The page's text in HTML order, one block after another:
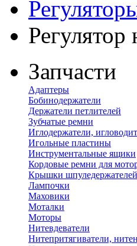
Запчасти
Адаптеры
Бобинодержатели
Держатели петлителей
Зубчатые ремни
Иглодержатели,
Игольные пластины
Инструментальные ящики
Кордовые ремни для
Крышки шпуледержателей
Лампочки
Маховики
Моталки
Моторы
Нитевдеватели
Нитепритягиватели,